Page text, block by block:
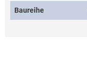
Baureihe